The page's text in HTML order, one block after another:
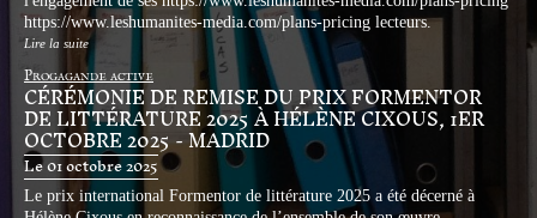
https://www.leshumanites-media.com/plans-pricing lecteurs.
Lire la suite
Progagande active
CÉRÉMONIE DE REMISE DU PRIX FORMENTOR
DE LITTÉRATURE 2025 À HÉLÈNE CIXOUS, 1ER
OCTOBRE 2025 - MADRID
Le 01 octobre 2025
Le prix international Formentor de littérature 2025 a été décerné à